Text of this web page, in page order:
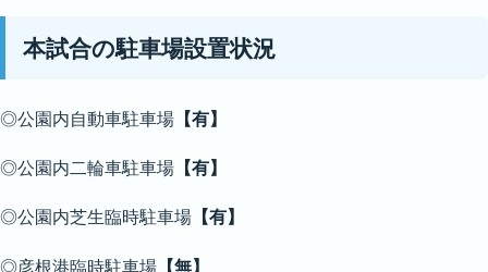
本試合の駐車場設置状況
◎公園内自動車駐車場 【有】
◎公園内二輪車駐車場 【有】
◎公園内芝生臨時駐車場 【有】
◎彦根港臨時駐車場 【無】